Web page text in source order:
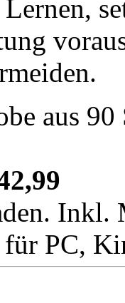
Lernen,
aus
Inkl.
PC,